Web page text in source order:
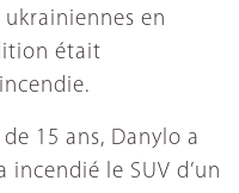
en
était
15 ans, Danylo a
incendié le SUV d’un